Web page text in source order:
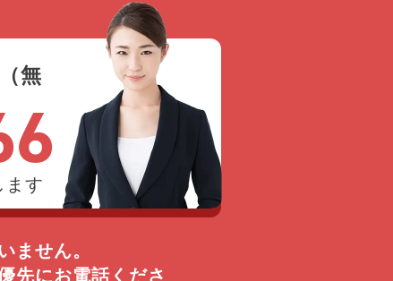
無
す
ません。
先にお電話くださ